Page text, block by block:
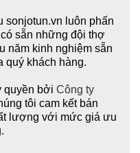
sonjotun.vn luôn phấn
sẵn những đội thợ
năm kinh nghiệm sẵn
quý khách hàng.
quyền bởi Công ty
tôi cam kết bán
lượng với mức giá ưu